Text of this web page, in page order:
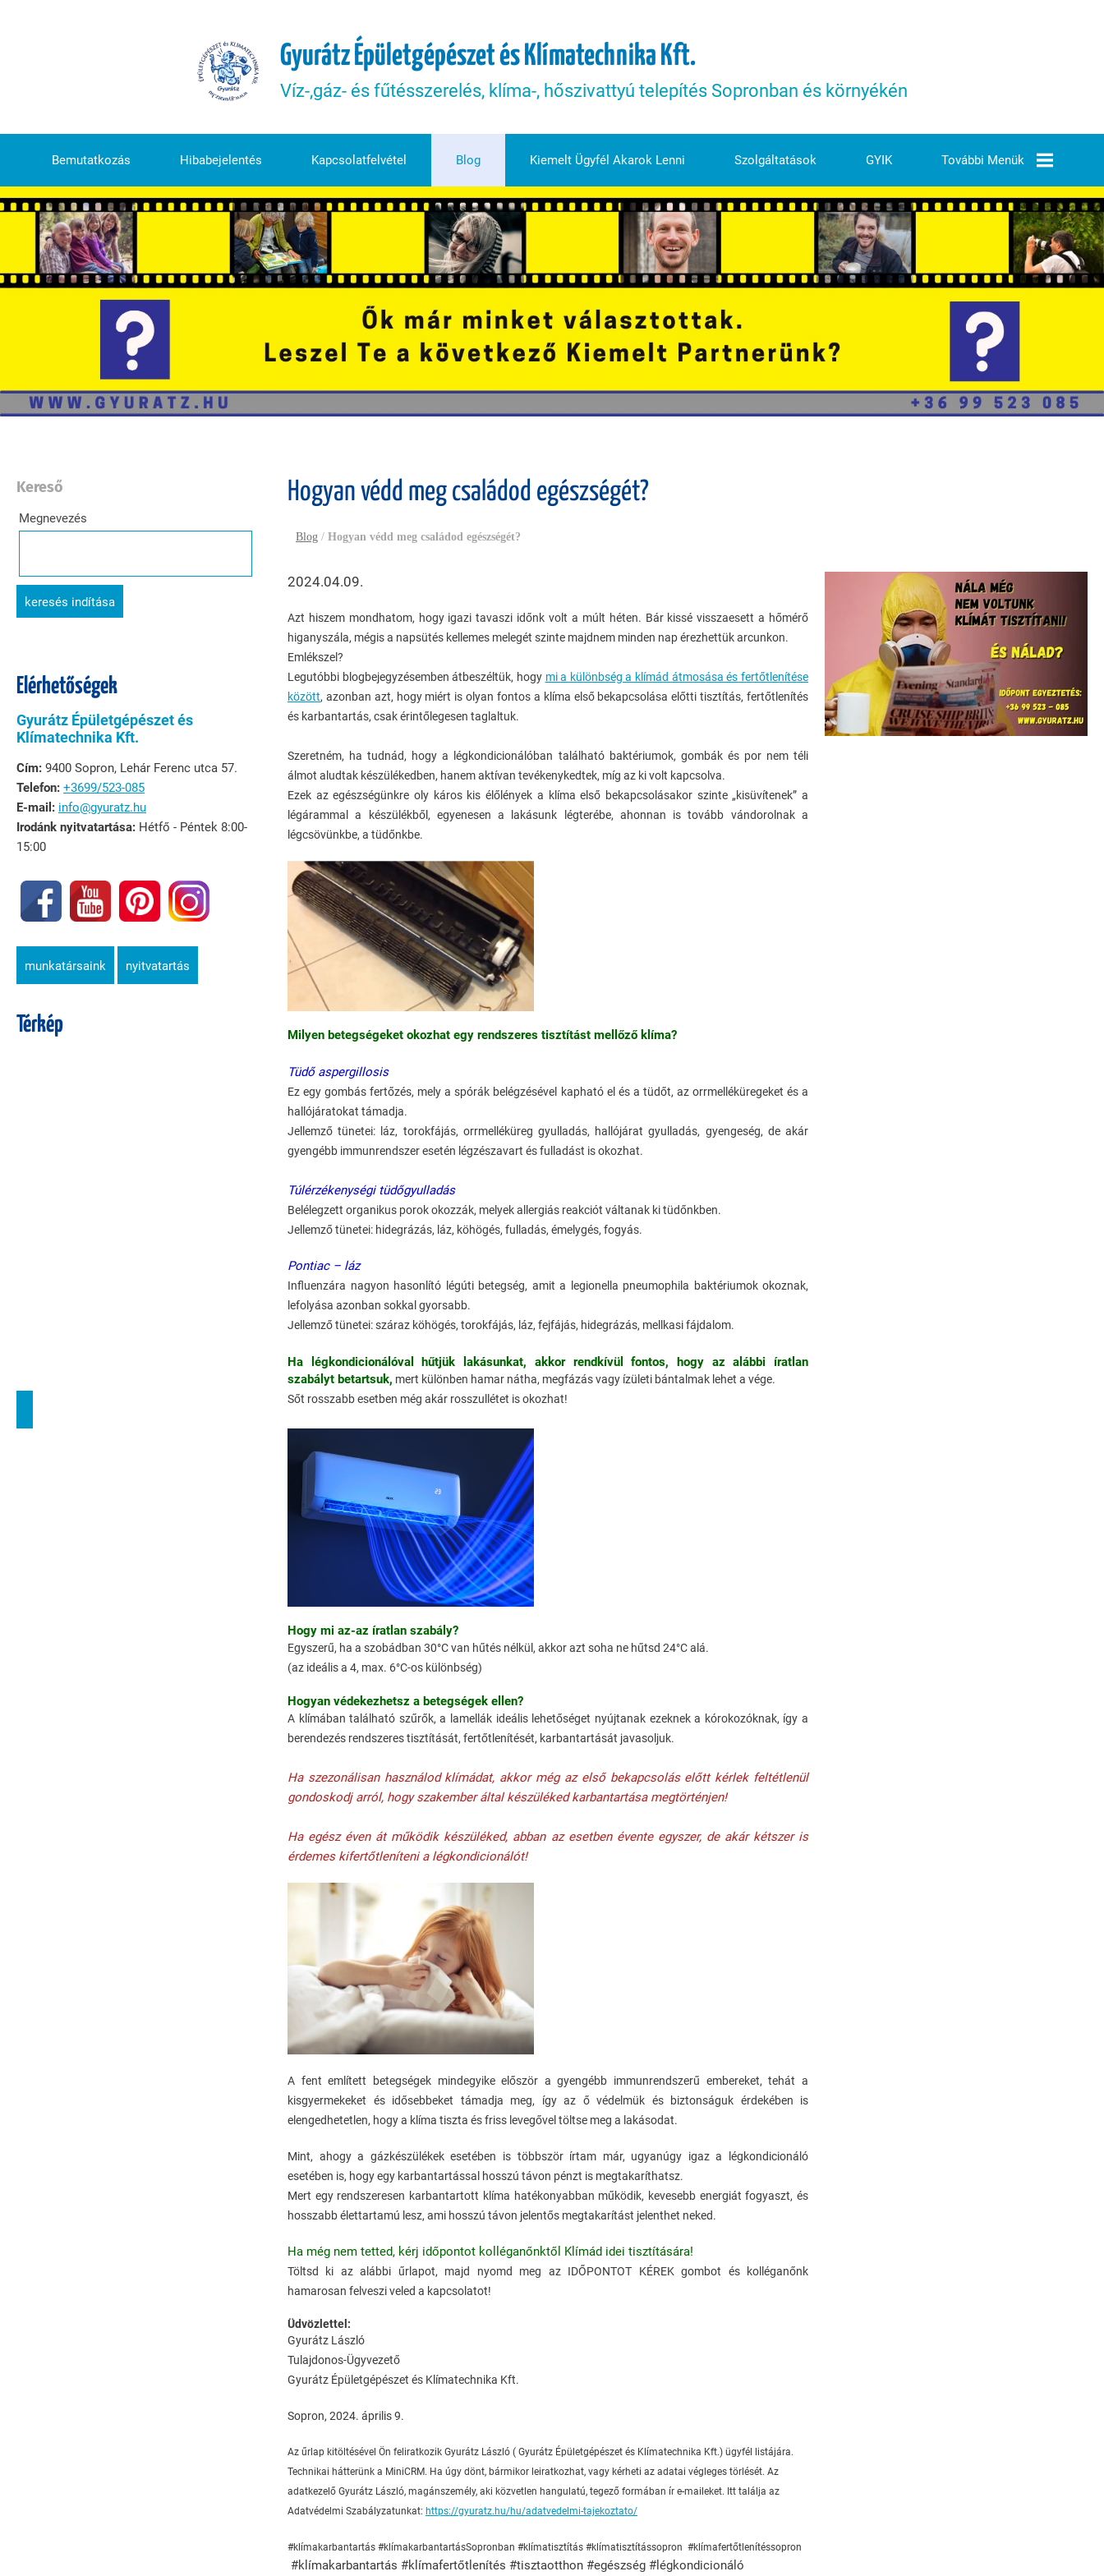
Gyurátz Épületgépészet és Klímatechnika Kft.
Víz-,gáz- és fűtésszerelés, klíma-, hőszivattyú telepítés Sopronban és környékén
Bemutatkozás Hibabejelentés Kapcsolatfelvétel Blog Kiemelt Ügyfél Akarok Lenni Szolgáltatások GYIK További Menük
Árjegyzék
Elérhetőségeink
Ezek Vagyunk Mi
Épületgépészeti
Kivitelezések
Hőszivattyúk
Üzemeltetés És
Karbantartás
Elégedettség
Mérés
Kereső
Megnevezés
keresés indítása
Elérhetőségek
Gyurátz Épületgépészet és
Klímatechnika Kft.
Cím: 9400 Sopron, Lehár Ferenc utca 57.
Telefon: +3699/523-085
E-mail: info@gyuratz.hu
Irodánk nyitvatartása: Hétfő - Péntek 8:00-
15:00
munkatársaink nyitvatartás
Térkép
Hogyan védd meg családod egészségét?
Blog / Hogyan védd meg családod egészségét?
2024.04.09.
Azt hiszem mondhatom, hogy igazi tavaszi időnk volt a múlt héten. Bár kissé visszaesett a hőmérő
higanyszála, mégis a napsütés kellemes melegét szinte majdnem minden nap érezhettük arcunkon.
Emlékszel?
Legutóbbi blogbejegyzésemben átbeszéltük, hogy mi a különbség a klímád átmosása és fertőtlenítése
között, azonban azt, hogy miért is olyan fontos a klíma első bekapcsolása előtti tisztítás, fertőtlenítés
és karbantartás, csak érintőlegesen taglaltuk.
Szeretném, ha tudnád, hogy a légkondicionálóban található baktériumok, gombák és por nem téli
álmot aludtak készülékedben, hanem aktívan tevékenykedtek, míg az ki volt kapcsolva.
Ezek az egészségünkre oly káros kis élőlények a klíma első bekapcsolásakor szinte „kisüvítenek” a
légárammal a készülékből, egyenesen a lakásunk légterébe, ahonnan is tovább vándorolnak a
légcsövünkbe, a tüdőnkbe.
Milyen betegségeket okozhat egy rendszeres tisztítást mellőző klíma?
Tüdő aspergillosis
Ez egy gombás fertőzés, mely a spórák belégzésével kapható el és a tüdőt, az orrmelléküregeket és a
hallójáratokat támadja.
Jellemző tünetei: láz, torokfájás, orrmelléküreg gyulladás, hallójárat gyulladás, gyengeség, de akár
gyengébb immunrendszer esetén légzészavart és fulladást is okozhat.
Túlérzékenységi tüdőgyulladás
Belélegzett organikus porok okozzák, melyek allergiás reakciót váltanak ki tüdőnkben.
Jellemző tünetei: hidegrázás, láz, köhögés, fulladás, émelygés, fogyás.
Pontiac – láz
Influenzára nagyon hasonlító légúti betegség, amit a legionella pneumophila baktériumok okoznak,
lefolyása azonban sokkal gyorsabb.
Jellemző tünetei: száraz köhögés, torokfájás, láz, fejfájás, hidegrázás, mellkasi fájdalom.
Ha légkondicionálóval hűtjük lakásunkat, akkor rendkívül fontos, hogy az alábbi íratlan
szabályt betartsuk, mert különben hamar nátha, megfázás vagy ízületi bántalmak lehet a vége.
Sőt rosszabb esetben még akár rosszullétet is okozhat!
Hogy mi az-az íratlan szabály?
Egyszerű, ha a szobádban 30°C van hűtés nélkül, akkor azt soha ne hűtsd 24°C alá.
(az ideális a 4, max. 6°C-os különbség)
Hogyan védekezhetsz a betegségek ellen?
A klímában található szűrők, a lamellák ideális lehetőséget nyújtanak ezeknek a kórokozóknak, így a
berendezés rendszeres tisztítását, fertőtlenítését, karbantartását javasoljuk.
Ha szezonálisan használod klímádat, akkor még az első bekapcsolás előtt kérlek feltétlenül
gondoskodj arról, hogy szakember által készüléked karbantartása megtörténjen!
Ha egész éven át működik készüléked, abban az esetben évente egyszer, de akár kétszer is
érdemes kifertőtleníteni a légkondicionálót!
A fent említett betegségek mindegyike először a gyengébb immunrendszerű embereket, tehát a
kisgyermekeket és idősebbeket támadja meg, így az ő védelmük és biztonságuk érdekében is
elengedhetetlen, hogy a klíma tiszta és friss levegővel töltse meg a lakásodat.
Mint, ahogy a gázkészülékek esetében is többször írtam már, ugyanúgy igaz a légkondicionáló
esetében is, hogy egy karbantartással hosszú távon pénzt is megtakaríthatsz.
Mert egy rendszeresen karbantartott klíma hatékonyabban működik, kevesebb energiát fogyaszt, és
hosszabb élettartamú lesz, ami hosszú távon jelentős megtakarítást jelenthet neked.
Ha még nem tetted, kérj időpontot kolléganőnktől Klímád idei tisztítására!
Töltsd ki az alábbi űrlapot, majd nyomd meg az IDŐPONTOT KÉREK gombot és kolléganőnk
hamarosan felveszi veled a kapcsolatot!
Üdvözlettel:
Gyurátz László
Tulajdonos-Ügyvezető
Gyurátz Épületgépészet és Klímatechnika Kft.
Sopron, 2024. április 9.
Az űrlap kitöltésével Ön feliratkozik Gyurátz László ( Gyurátz Épületgépészet és Klímatechnika Kft.) ügyfél listájára.
Technikai hátterünk a MiniCRM. Ha úgy dönt, bármikor leiratkozhat, vagy kérheti az adatai végleges törlését. Az
adatkezelő Gyurátz László, magánszemély, aki közvetlen hangulatú, tegező formában ír e-maileket. Itt találja az
Adatvédelmi Szabályzatunkat: https://gyuratz.hu/hu/adatvedelmi-tajekoztato/
#klímakarbantartás #klímakarbantartásSopronban #klímatisztítás #klímatisztítássopron #klímafertőtlenítéssopron
#klímakarbantartás #klímafertőtlenítés #tisztaotthon #egészség #légkondicionáló